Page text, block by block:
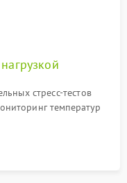
стресс-тестов
температур
на отсутствие
и зависаний.